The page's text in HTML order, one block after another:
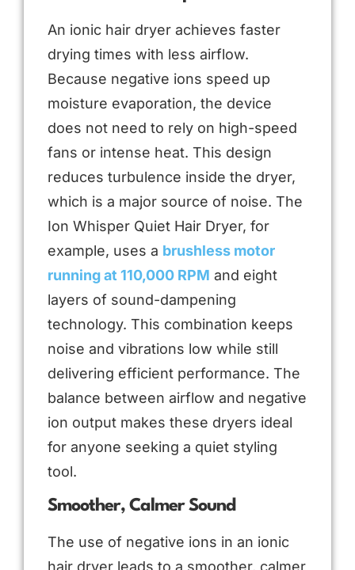
An ionic hair dryer achieves faster
drying times with less airflow.
Because negative ions speed up
moisture evaporation, the device
does not need to rely on high-speed
fans or intense heat. This design
reduces turbulence inside the dryer,
which is a major source of noise. The
Ion Whisper Quiet Hair Dryer, for
example, uses a brushless motor
running at 110,000 RPM and eight
layers of sound-dampening
technology. This combination keeps
noise and vibrations low while still
delivering efficient performance. The
balance between airflow and negative
ion output makes these dryers ideal
for anyone seeking a quiet styling
tool.
Smoother, Calmer Sound
The use of negative ions in an ionic
hair dryer leads to a smoother, calmer